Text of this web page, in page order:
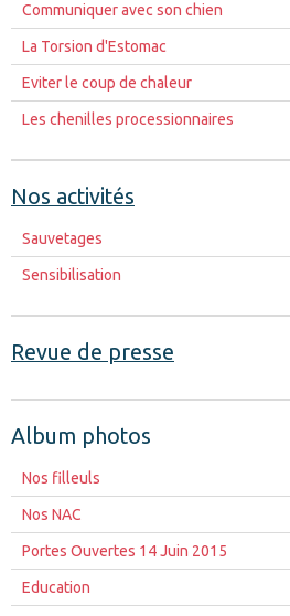
Communiquer avec son chien
La Torsion d'Estomac
Eviter le coup de chaleur
Les chenilles processionnaires
Nos activités
Sauvetages
Sensibilisation
Revue de presse
Album photos
Nos filleuls
Nos NAC
Portes Ouvertes 14 Juin 2015
Education